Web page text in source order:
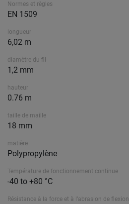
Normes et règles
EN 1509
longueur
6,02 m
diamètre du fil
1,2 mm
hauteur
0.76 m
taille de maille
18 mm
matière
Polypropylène
Température de fonctionnement continue
-40 to +80 °C
Résistance à la force et à l’abrasion de flexion